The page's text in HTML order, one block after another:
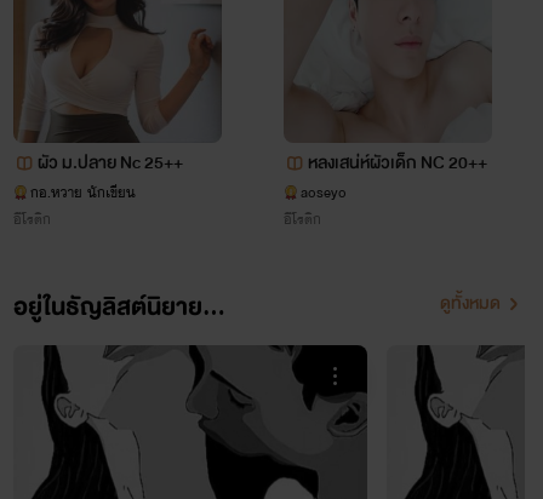
ผัว ม.ปลาย Nc 25++
กอ.หวาย นักเขียน
อีโรติก
หลงเสน่ห์ผัวเด็ก NC 20++
aoseyo
อีโรติก
อยู่ในธัญลิสต์นิยาย... ดูทั้งหมด